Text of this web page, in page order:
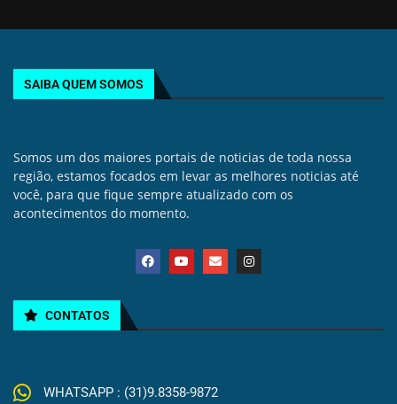
SAIBA QUEM SOMOS
Somos um dos maiores portais de noticias de toda nossa
região, estamos focados em levar as melhores noticias até
você, para que fique sempre atualizado com os
acontecimentos do momento.
CONTATOS
WHATSAPP : (31)9.8358-9872